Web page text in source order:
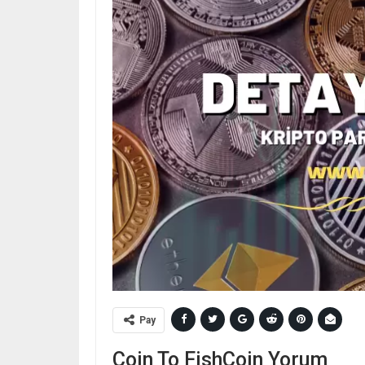
Pay
Coin To FishCoin Yorum